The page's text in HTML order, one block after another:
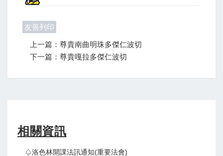
友善列印
上一篇：尊貴南曲明珠多傑仁波切
下一篇：尊貴嘎拉多傑仁波切
相關資訊
♤洛色林開課法訊通知(重要法會)